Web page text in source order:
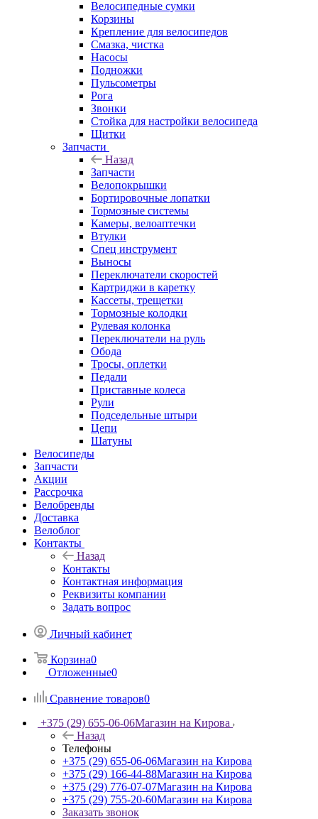
Велосипедные сумки
Корзины
Крепление для велосипедов
Смазка, чистка
Насосы
Подножки
Пульсометры
Рога
Звонки
Стойка для настройки велосипеда
Щитки
Запчасти
Назад
Запчасти
Велопокрышки
Бортировочные лопатки
Тормозные системы
Камеры, велоаптечки
Втулки
Спец инструмент
Выносы
Переключатели скоростей
Картриджи в каретку
Кассеты, трещетки
Тормозные колодки
Рулевая колонка
Переключатели на руль
Обода
Тросы, оплетки
Педали
Приставные колеса
Рули
Подседельные штыри
Цепи
Шатуны
Велосипеды
Запчасти
Акции
Рассрочка
Велобренды
Доставка
Велоблог
Контакты
Назад
Контакты
Контактная информация
Реквизиты компании
Задать вопрос
Личный кабинет
Корзина0
Отложенные0
Сравнение товаров0
+375 (29) 655-06-06Магазин на Кирова
Назад
Телефоны
+375 (29) 655-06-06Магазин на Кирова
+375 (29) 166-44-88Магазин на Кирова
+375 (29) 776-07-07Магазин на Кирова
+375 (29) 755-20-60Магазин на Кирова
Заказать звонок